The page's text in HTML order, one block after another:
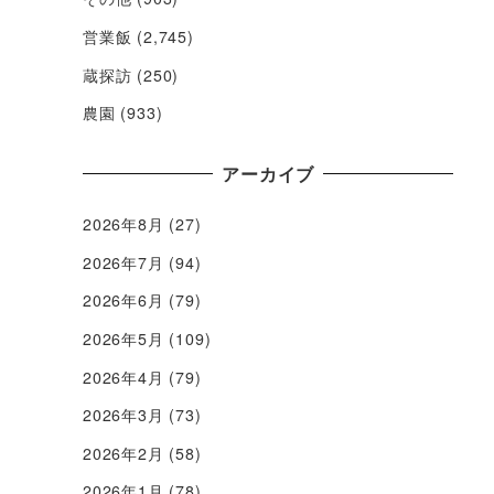
営業飯 (2,745)
蔵探訪 (250)
農園 (933)
アーカイブ
2026年8月 (27)
2026年7月 (94)
2026年6月 (79)
2026年5月 (109)
2026年4月 (79)
2026年3月 (73)
2026年2月 (58)